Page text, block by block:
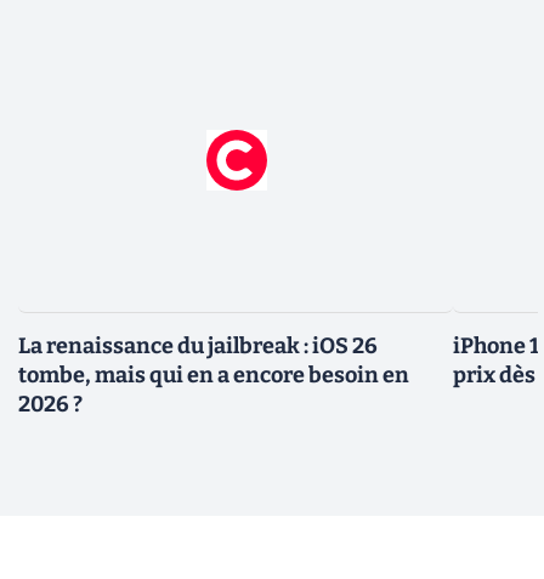
La renaissance du jailbreak : iOS 26
tombe, mais qui en a encore besoin en
2026 ?
iPhone
prix dès